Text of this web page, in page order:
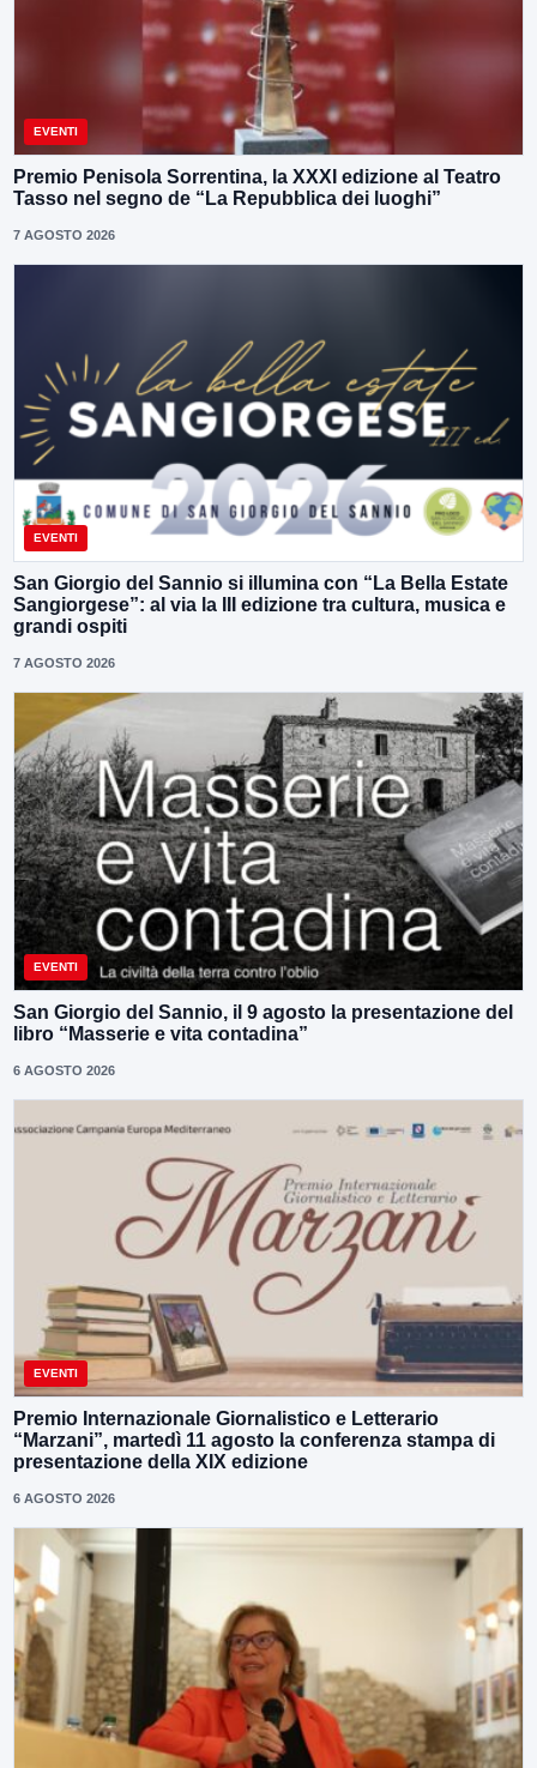
EVENTI
Premio Penisola Sorrentina, la XXXI edizione al Teatro
Tasso nel segno de “La Repubblica dei luoghi”
7 AGOSTO 2026
EVENTI
San Giorgio del Sannio si illumina con “La Bella Estate
Sangiorgese”: al via la III edizione tra cultura, musica e
grandi ospiti
7 AGOSTO 2026
EVENTI
San Giorgio del Sannio, il 9 agosto la presentazione del
libro “Masserie e vita contadina”
6 AGOSTO 2026
EVENTI
Premio Internazionale Giornalistico e Letterario
“Marzani”, martedì 11 agosto la conferenza stampa di
presentazione della XIX edizione
6 AGOSTO 2026